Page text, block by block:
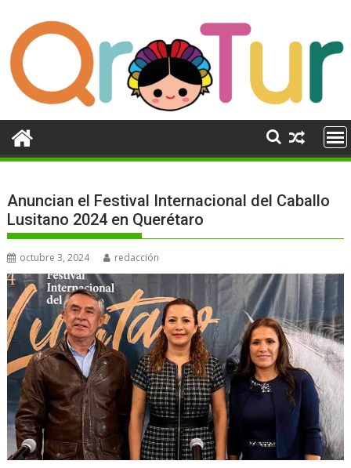
contenido
Anuncian el Festival Internacional del Caballo
Lusitano 2024 en Querétaro
octubre 3, 2024 redacción